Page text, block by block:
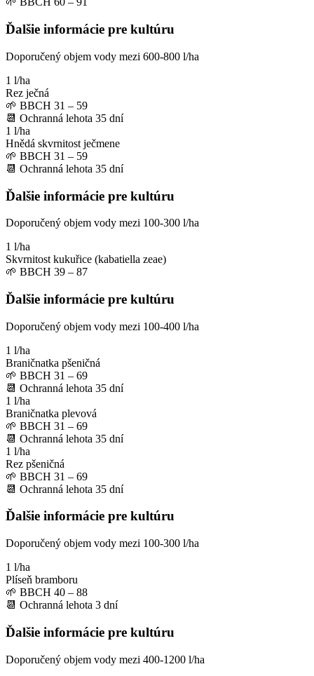
Ďalšie informácie pre kultúru
Doporučený objem vody mezi 600-800 l/ha
1 l/ha
Rez ječná
🌱 BBCH 31 – 59
📆 Ochranná lehota 35 dní
1 l/ha
Hnědá skvrnitost ječmene
🌱 BBCH 31 – 59
📆 Ochranná lehota 35 dní
Ďalšie informácie pre kultúru
Doporučený objem vody mezi 100-300 l/ha
1 l/ha
Skvrnitost kukuřice (kabatiella zeae)
🌱 BBCH 39 – 87
Ďalšie informácie pre kultúru
Doporučený objem vody mezi 100-400 l/ha
1 l/ha
Braničnatka pšeničná
🌱 BBCH 31 – 69
📆 Ochranná lehota 35 dní
1 l/ha
Braničnatka plevová
🌱 BBCH 31 – 69
📆 Ochranná lehota 35 dní
1 l/ha
Rez pšeničná
🌱 BBCH 31 – 69
📆 Ochranná lehota 35 dní
Ďalšie informácie pre kultúru
Doporučený objem vody mezi 100-300 l/ha
1 l/ha
Plíseň bramboru
🌱 BBCH 40 – 88
📆 Ochranná lehota 3 dní
Ďalšie informácie pre kultúru
Doporučený objem vody mezi 400-1200 l/ha